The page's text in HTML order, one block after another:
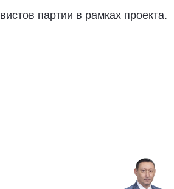
партии в рамках проекта.